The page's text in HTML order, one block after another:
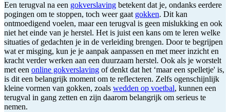
Een terugval na een gokverslaving betekent dat je, ondanks eerdere
pogingen om te stoppen, toch weer gaat gokken. Dit kan
ontmoedigend voelen, maar een terugval is geen mislukking en ook
niet het einde van je herstel. Het is juist een kans om te leren welke
situaties of gedachten je in de verleiding brengen. Door te begrijpen
wat er misging, kun je je aanpak aanpassen en met meer inzicht en
kracht verder werken aan een duurzaam herstel. Ook als je worstelt
met een online gokverslaving of denkt dat het ‘maar een spelletje' is,
is dit een belangrijk moment om te reflecteren. Zelfs ogenschijnlijk
kleine vormen van gokken, zoals wedden op voetbal, kunnen een
terugval in gang zetten en zijn daarom belangrijk om serieus te
nemen.